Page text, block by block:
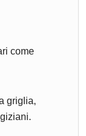
come
griglia,